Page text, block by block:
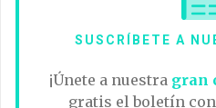
SUSCRÍBETE A
¡Únete a nuestra gran
gratis el boletín